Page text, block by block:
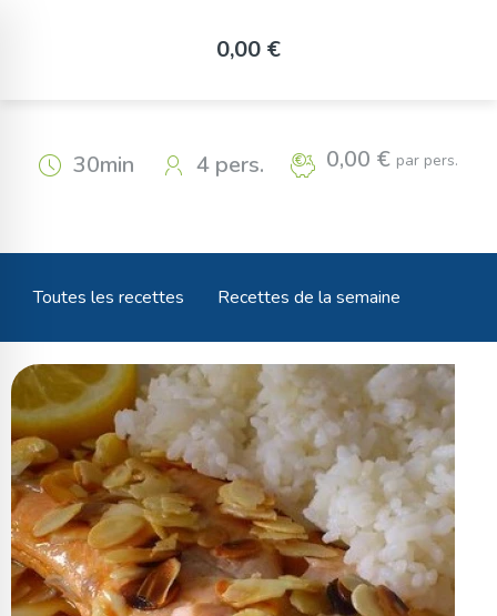
Truite aux amandes
30min 4 pers. 0,00 € par pers.
Toutes les recettes Recettes de la semaine
0,00 €